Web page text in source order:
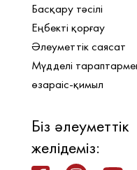
Басқару тәсілі
Еңбекті қорғау
Әлеуметтік саясат
Мүдделі
өзараіс-қимыл
Біз әлеуметтік
желідеміз: